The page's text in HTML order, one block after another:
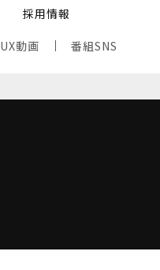
採用情報
UX動画 番組SNS